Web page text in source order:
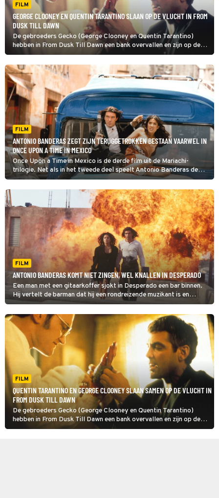
FILM
GEORGE CLOONEY EN QUENTIN TARANTINO SLAAN OP DE VLUCHT IN FROM
DUSK TILL DAWN
De gebroeders Gecko (George Clooney en Quentin Tarantino)
hebben in From Dusk Till Dawn een bank overvallen en zijn op de
vlucht voor de politie. In Mexico komen ze terecht in de Titty
Twister, een bar die geen doorsneekroeg blijkt te zijn.
FILM
ANTONIO BANDERAS ZEGT ZIJN TERUGGETROKKEN BESTAAN VAARWEL IN
ONCE UPON A TIME IN MEXICO
Once Upon a Time in Mexico is de derde film uit de Mariachi-
trilogie. Net als in het tweede deel speelt Antonio Banderas de
hoofdrol.
FILM
ANTONIO BANDERAS KOMT NIET ZINGEN, WEL KNALLEN IN DESPERADO
Een man met een gitaarkoffer sjokt in Desperado een bar binnen.
Hij vertelt de barman dat hij een rondreizende muzikant is en
vraagt of hij voor geld een mopje mag spelen. Dan gaat de koffer
open en blijkt er helemaal geen gitaar in te zitten.
FILM
QUENTIN TARANTINO EN GEORGE CLOONEY SLAAN SAMEN OP DE VLUCHT IN
FROM DUSK TILL DAWN
De gebroeders Gecko (George Clooney en Quentin Tarantino)
hebben in From Dusk Till Dawn een bank overvallen en zijn op de
vlucht voor de politie. In Mexico komen ze terecht in de Titty